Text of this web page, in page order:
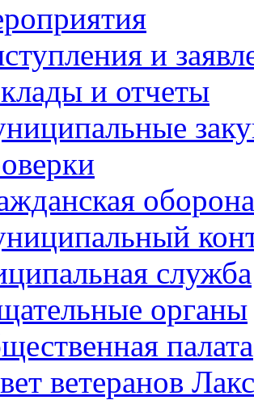
и
и отчеты
служба
органы
палата
ветеранов